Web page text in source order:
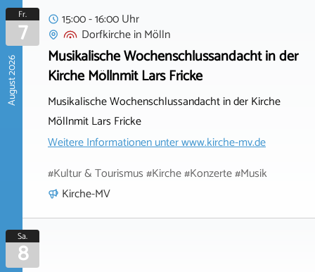
August 2026
Fr.
7
15:00 - 16:00 Uhr
DorfkircheinMölln
Musikalische Wochenschlussandacht in der
Kirche Möllnmit Lars Fricke
Musikalische Wochenschlussandacht in der Kirche
Möllnmit Lars Fricke
Weitere Informationen unterwww.kirche-mv.de
#Kultur & Tourismus #Kirche #Konzerte #Musik
Kirche-MV
Sa.
8